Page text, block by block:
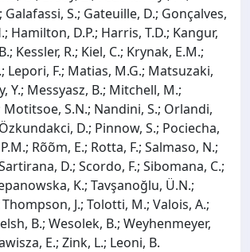
S.; Gateuille, D.; Gonçalves,
Hamilton, D.P.; Harris, T.D.; Kangur,
Kessler, R.; Kiel, C.; Krynak, E.M.;
Lepori, F.; Matias, M.G.; Matsuzaki,
Y.; Messyasz, B.; Mitchell, M.;
Motitsoe, S.N.; Nandini, S.; Orlandi,
D.; Pinnow, S.; Pociecha,
Rõõm, E.; Rotta, F.; Salmaso, N.;
D.; Scordo, F.; Sibomana, C.;
K.; Tavşanoğlu, Ü.N.;
J.; Tolotti, M.; Valois, A.;
B.; Wesolek, B.; Weyhenmeyer,
E.; Zink, L.; Leoni, B.